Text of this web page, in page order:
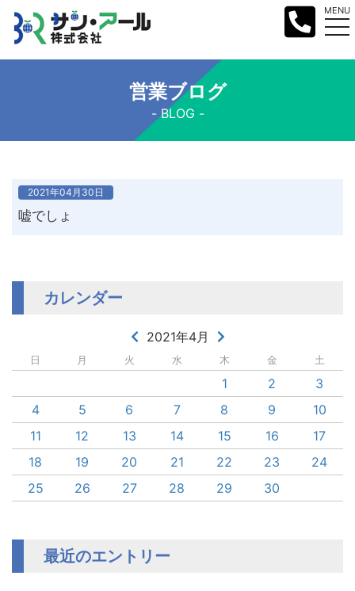
MENU
営業ブログ
BLOG
2021年04月30日
嘘でしょ
カレンダー
2021年4月
日 月 火 水 木 金 土
1 2
3
4
5 6 7 8 9
10
11
12 13 14 15 16
17
18
19 20 21 22 23
24
25
26 27 28 29 30
最近のエントリー